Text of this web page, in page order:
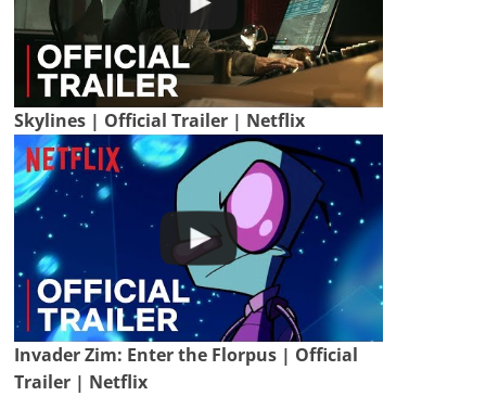
Skylines | Official Trailer | Netflix
Invader Zim: Enter the Florpus | Official
Trailer | Netflix